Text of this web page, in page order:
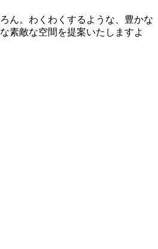
ん。わくわくするような、豊かな
素敵な空間を提案いたしますよ